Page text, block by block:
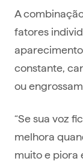
A
fatores
constante,
ou
“Se sua voz
melhora
muito e piora